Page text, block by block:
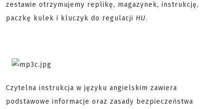
zestawie otrzymujemy replikę, magazynek, instrukcję,
paczkę kulek i kluczyk do regulacji HU.
Czytelna instrukcja w języku angielskim zawiera
podstawowe informacje oraz zasady bezpieczeństwa